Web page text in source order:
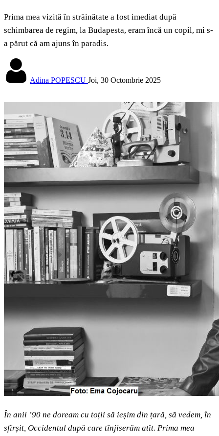
Prima mea vizită în străinătate a fost imediat după
schimbarea de regim, la Budapesta, eram încă un copil, mi s-
a părut că am ajuns în paradis.
Adina POPESCU Joi, 30 Octombrie 2025
În anii ’90 ne doream cu toții să ieșim din țară, să vedem, în
sfîrșit, Occidentul după care tînjiserăm atît. Prima mea